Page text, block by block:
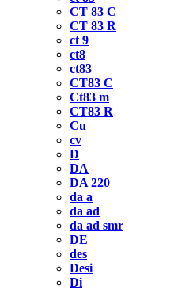
CT 83 C
CT 83 R
ct 9
ct8
ct83
CT83 C
Ct83 m
CT83 R
Cu
cv
D
DA
DA 220
da a
da ad
da ad smr
DE
des
Desi
Di